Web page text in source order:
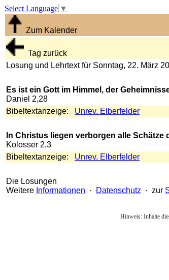
Select Language ▼
Zum Kalender
Tag zurück
Losung und Lehrtext für Sonntag, 22. März
Es ist ein Gott im Himmel, der
Daniel 2,28
Bibeltextanzeige: Unrev. Elberfelder
In Christus liegen verborgen alle
Kolosser 2,3
Bibeltextanzeige: Unrev. Elberfelder
Die Losungen
Weitere Informationen · Datenschutz · zur
Hinweis: Inhalte